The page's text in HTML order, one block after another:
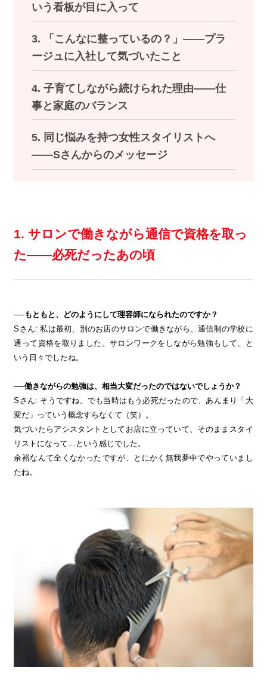
いう看板が目に入って
3. 「こんなに整っているの？」——プラ
ージュに入社して気づいたこと
4. 子育てしながら続けられた理由——仕
事と家庭のバランス
5. 同じ悩みを持つ女性スタイリストへ
——Sさんからのメッセージ
1. サロンで働きながら通信で資格を取っ
た——必死だったあの頃
──もともと、どのようにして理容師になられたのですか？
Sさん: 私は最初、別のお店のサロンで働きながら、通信制の学校に
通って資格を取りました。サロンワークをしながら勉強もして、と
いう日々でしたね。
──働きながらの勉強は、相当大変だったのではないでしょうか？
Sさん: そうですね。でも当時はもう必死だったので、あんまり「大
変だ」っていう概念すらなくて（笑）。
気づいたらアシスタントとしてお店に立っていて、そのままスタイ
リストになって…という感じでした。
余裕なんて全くなかったですが、とにかく無我夢中でやっていまし
たね。